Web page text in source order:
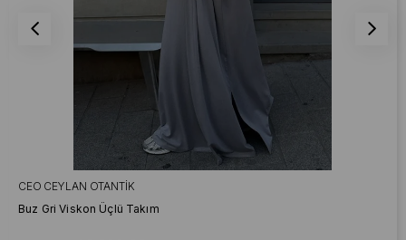
CEO CEYLAN OTANTIK
Buz Gri Viskon Üçlü Takım